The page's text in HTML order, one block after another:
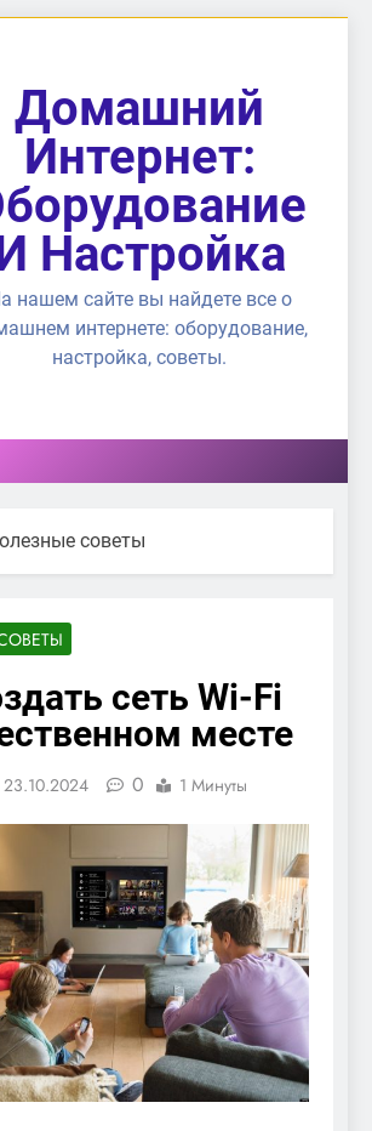
Домашний
Интернет:
Настройка
нашем сайте вы найдете все о
интернете: оборудование,
настройка, советы.
советы
сеть Wi-Fi
месте
23.10.2024 0 1 Минуты